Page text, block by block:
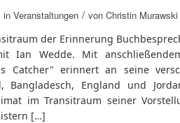
in Veranstaltungen / von Christin Murawski
der Erinnerung
Ian Wedde. Mit
Catcher" erinnert an seine
Bangladesch, England und
im Transitraum seiner
[…]